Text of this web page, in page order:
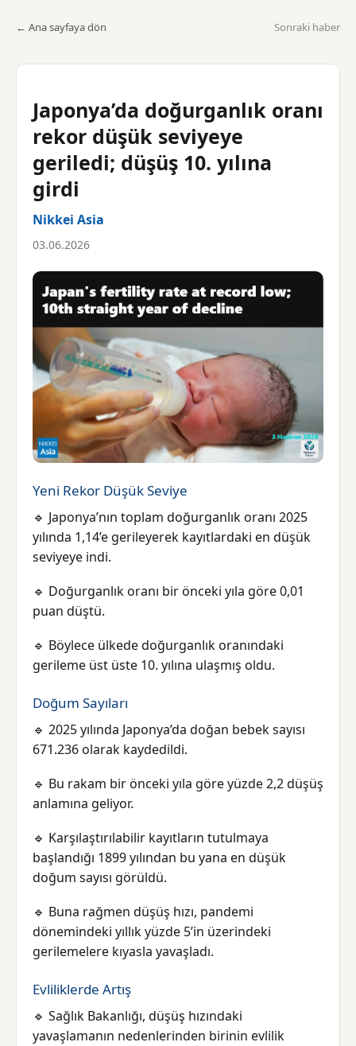
← Ana sayfaya dön Sonraki haber
Japonya’da doğurganlık oranı
rekor düşük seviyeye
geriledi; düşüş 10. yılına
girdi
Nikkei Asia
03.06.2026
Yeni Rekor Düşük Seviye
🔹 Japonya’nın toplam doğurganlık oranı 2025
yılında 1,14’e gerileyerek kayıtlardaki en düşük
seviyeye indi.
🔹 Doğurganlık oranı bir önceki yıla göre 0,01
puan düştü.
🔹 Böylece ülkede doğurganlık oranındaki
gerileme üst üste 10. yılına ulaşmış oldu.
Doğum Sayıları
🔹 2025 yılında Japonya’da doğan bebek sayısı
671.236 olarak kaydedildi.
🔹 Bu rakam bir önceki yıla göre yüzde 2,2 düşüş
anlamına geliyor.
🔹 Karşılaştırılabilir kayıtların tutulmaya
başlandığı 1899 yılından bu yana en düşük
doğum sayısı görüldü.
🔹 Buna rağmen düşüş hızı, pandemi
dönemindeki yıllık yüzde 5’in üzerindeki
gerilemelere kıyasla yavaşladı.
Evliliklerde Artış
🔹 Sağlık Bakanlığı, düşüş hızındaki
yavaşlamanın nedenlerinden birinin evlilik